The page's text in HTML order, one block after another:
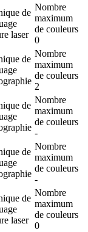
de
laser
Nombre
maximum
de couleurs
0
de
Nombre
maximum
de couleurs
2
de
Nombre
maximum
de couleurs
-
de
Nombre
maximum
de couleurs
-
de
laser
Nombre
maximum
de couleurs
0